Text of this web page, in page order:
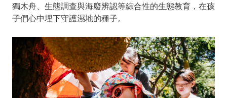
獨木舟、生態調查與海廢辨認等綜合性的生態教育，在孩
子們心中埋下守護濕地的種子。